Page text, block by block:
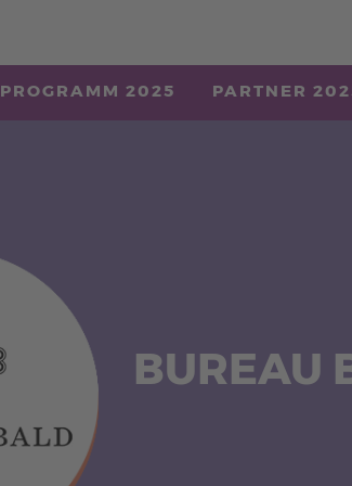
PROGRAMM 2025 PARTNER
BUREAU